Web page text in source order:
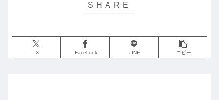
X Facebook LINE コピー